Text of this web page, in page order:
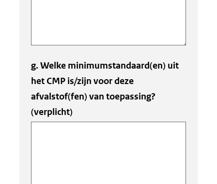
g. Welke minimumstandaard(en) uit
het CMP is/zijn voor deze
afvalstof(fen) van toepassing?
(verplicht)